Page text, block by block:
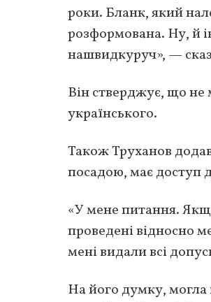
роки. Бланк, який
розформована. Ну, й
нашвидкуруч», —
Він стверджує, що не
українського.
Також Труханов
посадою, має доступ
«У мене питання.
проведені відносно
мені видали всі
На його думку, могла